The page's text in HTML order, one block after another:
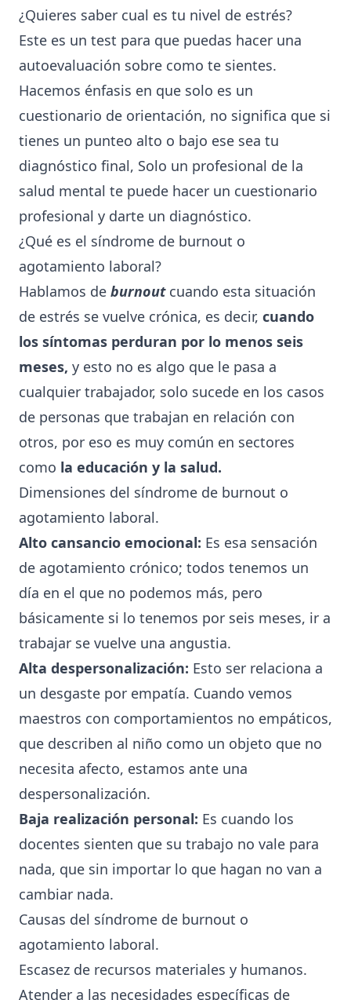
¿Quieres saber cual es tu nivel de estrés?
Este es un test para que puedas hacer una
autoevaluación sobre como te sientes.
Hacemos énfasis en que solo es un
cuestionario de orientación, no significa que si
tienes un punteo alto o bajo ese sea tu
diagnóstico final, Solo un profesional de la
salud mental te puede hacer un cuestionario
profesional y darte un diagnóstico.
¿Qué es el síndrome de burnout o
agotamiento laboral?
Hablamos de burnoutcuando esta situación
de estrés se vuelve crónica, es decir, cuando
los síntomas perduran por lo menos seis
meses, y esto no es algo que le pasa a
cualquier trabajador, solo sucede en los casos
de personas que trabajan en relación con
otros, por eso es muy común en sectores
como la educación y la salud.
Dimensiones del síndrome de burnout o
agotamiento laboral.
Alto cansancio emocional: Es esa sensación
de agotamiento crónico; todos tenemos un
día en el que no podemos más, pero
básicamente si lo tenemos por seis meses, ir a
trabajar se vuelve una angustia.
Alta despersonalización: Esto ser relaciona a
un desgaste por empatía. Cuando vemos
maestros con comportamientos no empáticos,
que describen al niño como un objeto que no
necesita afecto, estamos ante una
despersonalización.
Baja realización personal: Es cuando los
docentes sienten que su trabajo no vale para
nada, que sin importar lo que hagan no van a
cambiar nada.
Causas del síndrome de burnout o
agotamiento laboral.
Escasez de recursos materiales y humanos.
Atender a las necesidades específicas de